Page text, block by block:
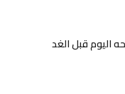
اليوم قبل الغد